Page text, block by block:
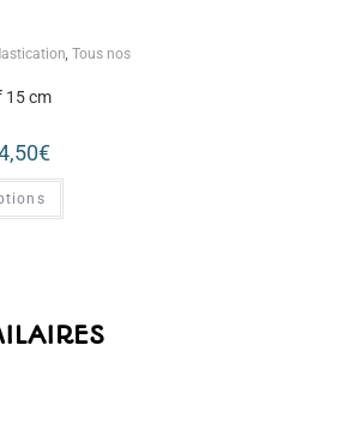
,Tous nos
15 cm
€